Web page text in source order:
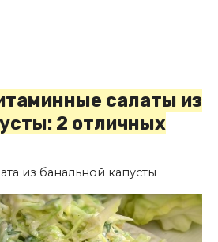
салаты из
2 отличных
из банальной капусты